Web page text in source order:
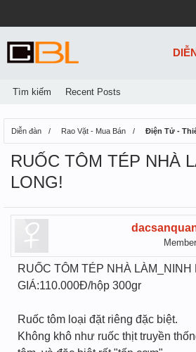
Diễn đàn Rao Vặt - Mua Bán Điện Tử -
RUỐC TÔM TÉP NHÀ
LONG!
Member
RUỐC TÔM TÉP NHÀ LÀM_NINH
GIÁ:110.000Đ/hộp 300gr
Ruốc tôm loại đặt riêng đặc biệt.
Không khô như ruốc thịt truyền
Tìm kiếm Recent Posts